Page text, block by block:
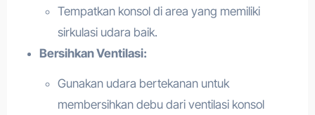
Tempatkan konsol di area yang memiliki
sirkulasi udara baik.
Bersihkan Ventilasi:
Gunakan udara bertekanan untuk
membersihkan debu dari ventilasi konsol